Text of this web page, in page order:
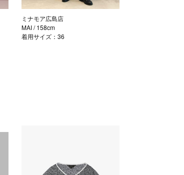
ミナモア広島店
MAI/ 158cm
着用サイズ：36